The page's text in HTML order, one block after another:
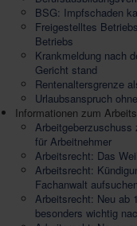
BSG: Impfschaden
Freigestelltes
Betriebs
Krankmeldung nach
Gericht stand
Rentenaltersgrenze
Urlaubsanspruch
Informationen zum
Arbeitgeberzuschuss
für Arbeitnehmer
Arbeitsrecht: Das
Arbeitsrecht:
Fachanwalt
Arbeitsrecht: Neu ab
besonders wichtig